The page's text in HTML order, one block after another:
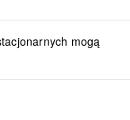
mogą